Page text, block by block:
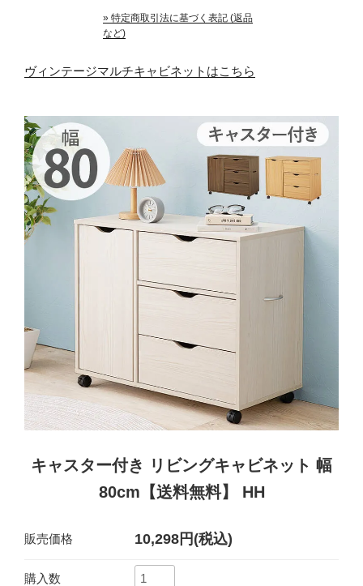
» 特定商取引法に基づく表記 (返品
など)
ヴィンテージマルチキャビネットはこちら
キャスター付き リビングキャビネット 幅
80cm【送料無料】 HH
販売価格 10,298円(税込)
購入数